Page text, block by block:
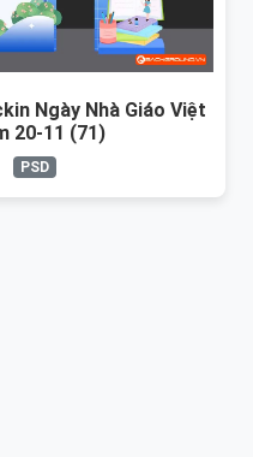
Ngày Nhà Giáo Việt
20-11 (71)
PSD